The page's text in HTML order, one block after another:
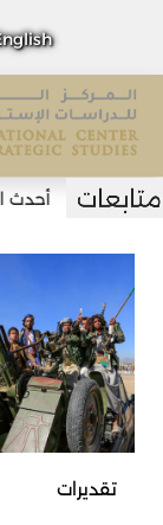
أحدث التطورات: روسيا تعلن
تقديرات